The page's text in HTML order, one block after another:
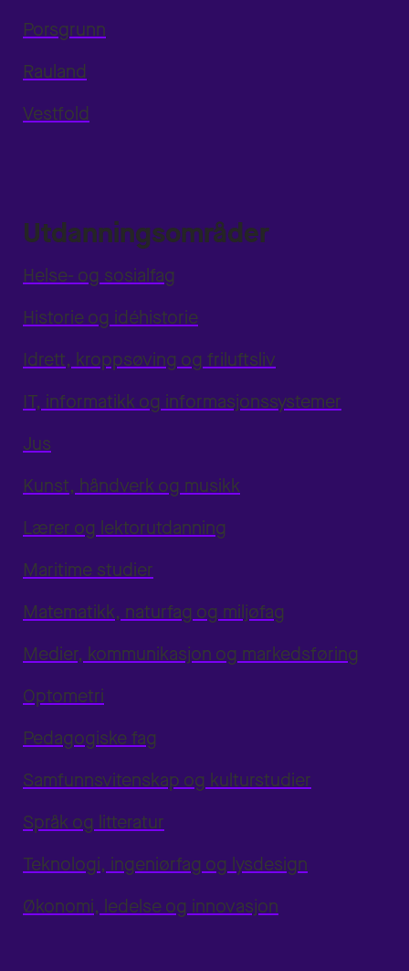
Porsgrunn
Rauland
Vestfold
Utdanningsområder
Helse- og sosialfag
Historie og idéhistorie
Idrett, kroppsøving og friluftsliv
IT, informatikk og informasjonssystemer
Jus
Kunst, håndverk og musikk
Lærer og lektorutdanning
Maritime studier
Matematikk, naturfag og miljøfag
Medier, kommunikasjon og markedsføring
Optometri
Pedagogiske fag
Samfunnsvitenskap og kulturstudier
Språk og litteratur
Teknologi, ingeniørfag og lysdesign
Økonomi, ledelse og innovasjon